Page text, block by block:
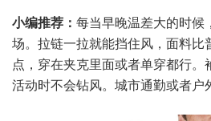
小编推荐： 每当早晚温差大的时候
场。拉链一拉就能挡住风，面料比
点，穿在夹克里面或者单穿都行
活动时不会钻风。城市通勤或者户